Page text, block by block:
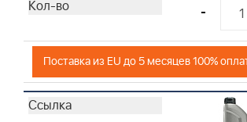
-
Поставка из EU до 5 месяцев 100%